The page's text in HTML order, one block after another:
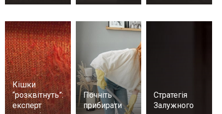
Кішки
“розквітнуть”:
експерт
Почніть
прибирати
Стратегія
Залужного